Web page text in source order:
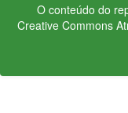
O conteúdo do
Creative Commons